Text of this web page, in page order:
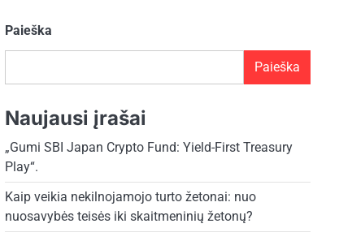
Paieška
Paieška
Naujausi įrašai
„Gumi SBI Japan Crypto Fund: Yield-First Treasury
Play“.
Kaip veikia nekilnojamojo turto žetonai: nuo
nuosavybės teisės iki skaitmeninių žetonų?